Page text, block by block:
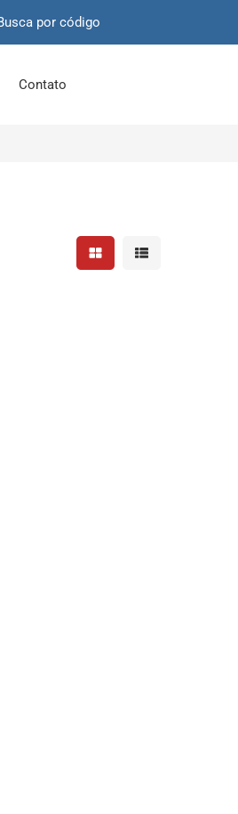
Contato
Mostrar resultados em
Mostrar